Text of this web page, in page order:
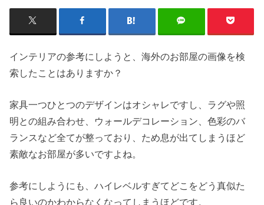
インテリアの参考にしようと、海外のお部屋の画像を検
索したことはありますか？
家具一つひとつのデザインはオシャレですし、ラグや照
明との組み合わせ、ウォールデコレーション、色彩のバ
ランスなど全てが整っており、ため息が出てしまうほど
素敵なお部屋が多いですよね。
参考にしようにも、ハイレベルすぎてどこをどう真似た
ら良いのかわからなくなってしまうほどです。